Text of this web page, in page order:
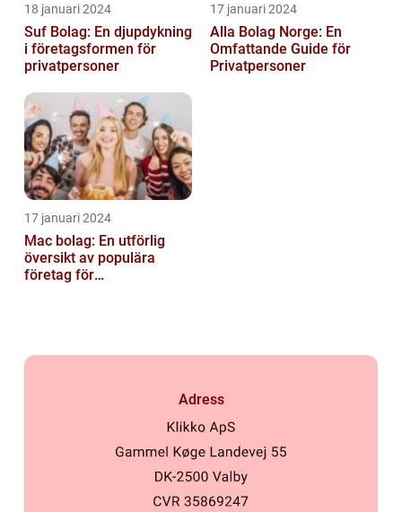
18 januari 2024
Suf Bolag: En djupdykning
i företagsformen för
privatpersoner
17 januari 2024
Alla Bolag Norge: En
Omfattande Guide för
Privatpersoner
17 januari 2024
Mac bolag: En utförlig
översikt av populära
företag för
Adress